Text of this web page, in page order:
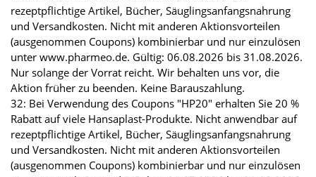
rezeptpflichtige Artikel, Bücher, Säuglingsanfangsnahrung
und Versandkosten. Nicht mit anderen Aktionsvorteilen
(ausgenommen Coupons) kombinierbar und nur einzulösen
unter www.pharmeo.de. Gültig: 06.08.2026 bis 31.08.2026.
Nur solange der Vorrat reicht. Wir behalten uns vor, die
Aktion früher zu beenden. Keine Barauszahlung.
32: Bei Verwendung des Coupons "HP20" erhalten Sie 20 %
Rabatt auf viele Hansaplast-Produkte. Nicht anwendbar auf
rezeptpflichtige Artikel, Bücher, Säuglingsanfangsnahrung
und Versandkosten. Nicht mit anderen Aktionsvorteilen
(ausgenommen Coupons) kombinierbar und nur einzulösen